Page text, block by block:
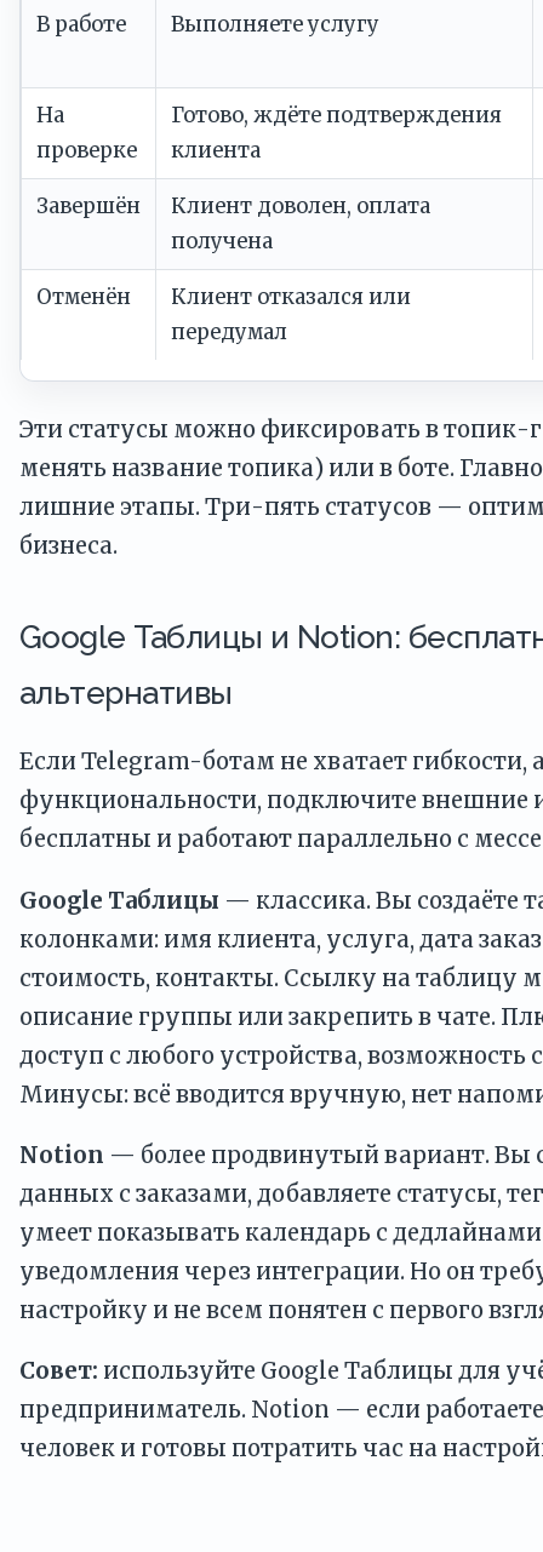
В работе Выполняете услугу
На
проверке
Готово, ждёте подтверждения
клиента
Завершён
Клиент доволен, оплата
получена
Отменён
Клиент отказался или
передумал
Эти статусы можно фиксировать в топик-
менять название топика) или в боте.
лишние этапы. Три-пять статусов —
бизнеса.
Google Таблицы и Notion:
альтернативы
Если Telegram-ботам не хватает
функциональности, подключите внешние
бесплатны и работают параллельно с
Google Таблицы — классика. Вы создаёте
колонками: имя клиента, услуга, дата
стоимость, контакты. Ссылку на таблицу
описание группы или закрепить в чате.
доступ с любого устройства, возможность
Минусы: всё вводится вручную, нет
Notion — более продвинутый вариант. Вы
данных с заказами, добавляете статусы,
умеет показывать календарь с
уведомления через интеграции. Но он
настройку и не всем понятен с первого
Совет: используйте Google Таблицы для
предприниматель. Notion — если
человек и готовы потратить час на